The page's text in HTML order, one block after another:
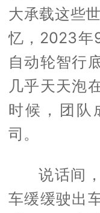
大承载这些
忆，2023年
自动轮智行
几乎天天泡
时候，团队
司。
说话间
车缓缓驶出